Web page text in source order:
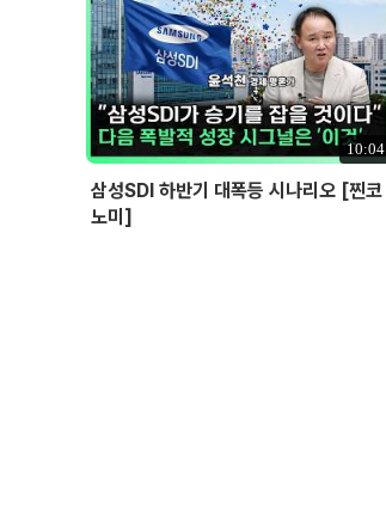
10:04
삼성SDI 하반기 대폭등 시나리오 [찐코
노미]